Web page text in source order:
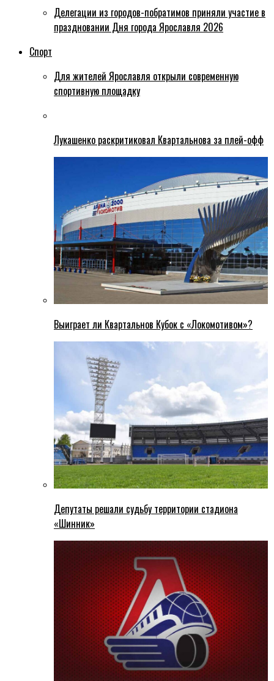
Делегации из городов-побратимов приняли участие в
праздновании Дня города Ярославля 2026
Спорт
Для жителей Ярославля открыли современную
спортивную площадку
Лукашенко раскритиковал Квартальнова за плей-офф
Выиграет ли Квартальнов Кубок с «Локомотивом»?
Депутаты решали судьбу территории стадиона
«Шинник»